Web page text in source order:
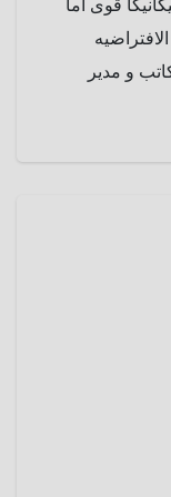
قوى اما
و مدير